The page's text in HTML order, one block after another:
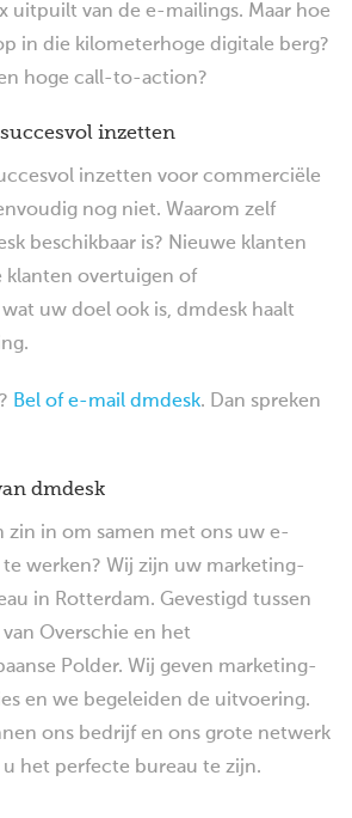
uitpuilt van de e-mailings. Maar hoe
in die kilometerhoge digitale berg?
hoge call-to-action?
inzetten
inzetten voor commerciële
nog niet. Waarom zelf
beschikbaar is? Nieuwe klanten
klanten overtuigen of
uw doel ook is, dmdesk haalt
Bel of e-mail dmdesk. Dan spreken
dmdesk
zin in om samen met ons uw e-
werken? Wij zijn uw marketing-
in Rotterdam. Gevestigd tussen
Overschie en het
Polder. Wij geven marketing-
en we begeleiden de uitvoering.
ons bedrijf en ons grote netwerk
het perfecte bureau te zijn.